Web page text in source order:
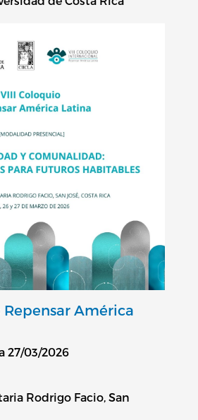
América
27/03/2026
Rodrigo Facio, San